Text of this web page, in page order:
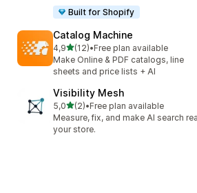
Built for Shopify
Catalog Machine
4,95 yıldız üzerinden
(12)
toplam 12 değerlendirme
•Free plan available
Make Online & PDF catalogs, line
sheets and price lists + AI
Visibility Mesh
5,05 yıldız üzerinden
(2)
toplam 2 değerlendirme
•Free plan available
Measure, fix, and make AI search
your store.